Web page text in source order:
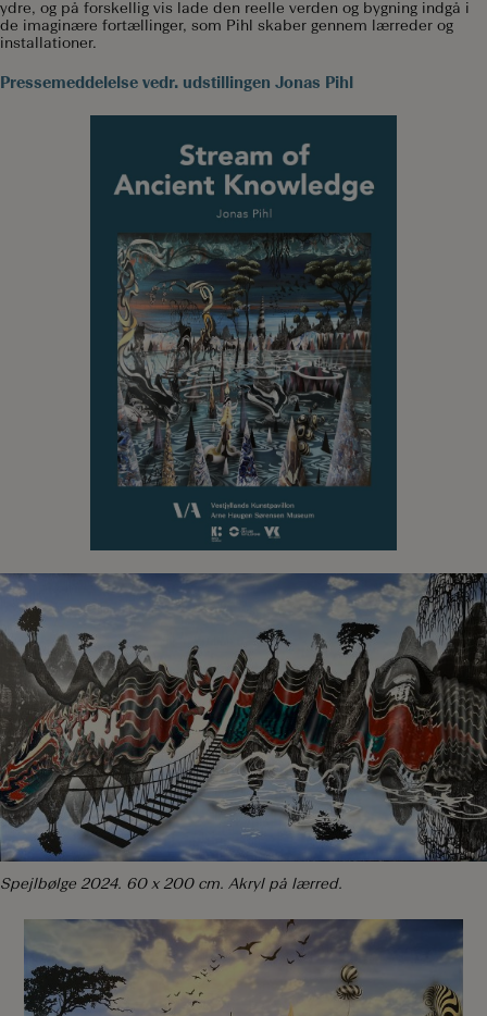
ydre, og på forskellig vis lade den reelle verden og bygning indgå i
de imaginære fortællinger, som Pihl skaber gennem lærreder og
installationer.
Pressemeddelelse vedr. udstillingen Jonas Pihl
Spejlbølge 2024. 60 x 200 cm. Akryl på lærred.